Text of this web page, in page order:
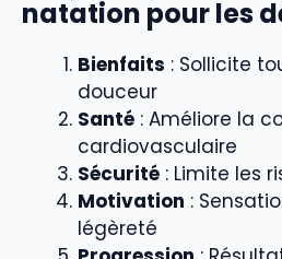
natation pour les
Bienfaits : Sollicite
douceur
Santé : Améliore la
cardiovasculaire
Sécurité : Limite les
Motivation :
légèreté